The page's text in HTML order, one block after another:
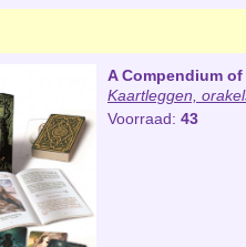
A Compendium
Kaartleggen,
Voorraad: 43